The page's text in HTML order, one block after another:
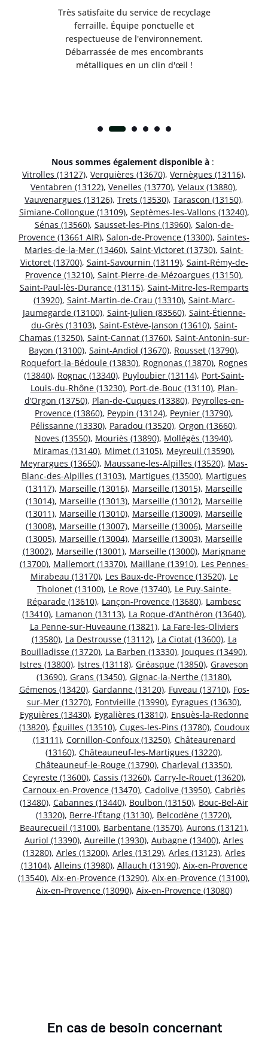
Très satisfaite du service de recyclage
ferraille. Équipe ponctuelle et
respectueuse de l'environnement.
Débarrassée de mes encombrants
métalliques en un clin d'œil !
Nous sommes également disponible à :
Vitrolles (13127), Verquières (13670), Vernègues (13116),
Ventabren (13122), Venelles (13770), Velaux (13880),
Vauvenargues (13126), Trets (13530), Tarascon (13150),
Simiane-Collongue (13109), Septèmes-les-Vallons (13240),
Sénas (13560), Sausset-les-Pins (13960), Salon-de-
Provence (13661 AIR), Salon-de-Provence (13300), Saintes-
Maries-de-la-Mer (13460), Saint-Victoret (13730), Saint-
Victoret (13700), Saint-Savournin (13119), Saint-Rémy-de-
Provence (13210), Saint-Pierre-de-Mézoargues (13150),
Saint-Paul-lès-Durance (13115), Saint-Mitre-les-Remparts
(13920), Saint-Martin-de-Crau (13310), Saint-Marc-
Jaumegarde (13100), Saint-Julien (83560), Saint-Étienne-
du-Grès (13103), Saint-Estève-Janson (13610), Saint-
Chamas (13250), Saint-Cannat (13760), Saint-Antonin-sur-
Bayon (13100), Saint-Andiol (13670), Rousset (13790),
Roquefort-la-Bédoule (13830), Rognonas (13870), Rognes
(13840), Rognac (13340), Puyloubier (13114), Port-Saint-
Louis-du-Rhône (13230), Port-de-Bouc (13110), Plan-
d’Orgon (13750), Plan-de-Cuques (13380), Peyrolles-en-
Provence (13860), Peypin (13124), Peynier (13790),
Pélissanne (13330), Paradou (13520), Orgon (13660),
Noves (13550), Mouriès (13890), Mollégès (13940),
Miramas (13140), Mimet (13105), Meyreuil (13590),
Meyrargues (13650), Maussane-les-Alpilles (13520), Mas-
Blanc-des-Alpilles (13103), Martigues (13500), Martigues
(13117), Marseille (13016), Marseille (13015), Marseille
(13014), Marseille (13013), Marseille (13012), Marseille
(13011), Marseille (13010), Marseille (13009), Marseille
(13008), Marseille (13007), Marseille (13006), Marseille
(13005), Marseille (13004), Marseille (13003), Marseille
(13002), Marseille (13001), Marseille (13000), Marignane
(13700), Mallemort (13370), Maillane (13910), Les Pennes-
Mirabeau (13170), Les Baux-de-Provence (13520), Le
Tholonet (13100), Le Rove (13740), Le Puy-Sainte-
Réparade (13610), Lançon-Provence (13680), Lambesc
(13410), Lamanon (13113), La Roque-d’Anthéron (13640),
La Penne-sur-Huveaune (13821), La Fare-les-Oliviers
(13580), La Destrousse (13112), La Ciotat (13600), La
Bouilladisse (13720), La Barben (13330), Jouques (13490),
Istres (13800), Istres (13118), Gréasque (13850), Graveson
(13690), Grans (13450), Gignac-la-Nerthe (13180),
Gémenos (13420), Gardanne (13120), Fuveau (13710), Fos-
sur-Mer (13270), Fontvieille (13990), Eyragues (13630),
Eyguières (13430), Eygalières (13810), Ensuès-la-Redonne
(13820), Éguilles (13510), Cuges-les-Pins (13780), Coudoux
(13111), Cornillon-Confoux (13250), Châteaurenard
(13160), Châteauneuf-les-Martigues (13220),
Châteauneuf-le-Rouge (13790), Charleval (13350),
Ceyreste (13600), Cassis (13260), Carry-le-Rouet (13620),
Carnoux-en-Provence (13470), Cadolive (13950), Cabriès
(13480), Cabannes (13440), Boulbon (13150), Bouc-Bel-Air
(13320), Berre-l’Étang (13130), Belcodène (13720),
Beaurecueil (13100), Barbentane (13570), Aurons (13121),
Auriol (13390), Aureille (13930), Aubagne (13400), Arles
(13280), Arles (13200), Arles (13129), Arles (13123), Arles
(13104), Alleins (13980), Allauch (13190), Aix-en-Provence
(13540), Aix-en-Provence (13290), Aix-en-Provence (13100),
Aix-en-Provence (13090), Aix-en-Provence (13080)
En cas de besoin concernant